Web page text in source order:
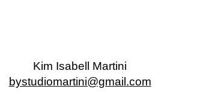
Kim Isabell Martini
bystudiomartini@gmail.com